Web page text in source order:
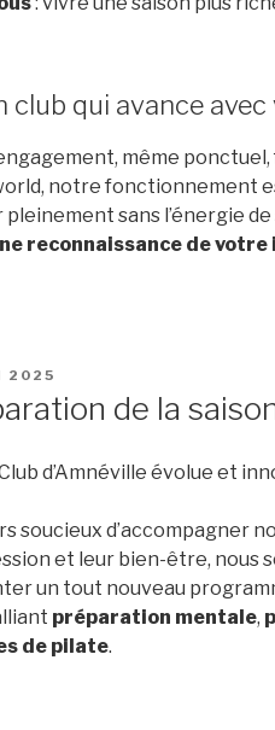
club qui avance avec
même
notre fonctionnement
sans l’énergie
reconnaissance de
2025
de la
d’Amnéville évolue et
soucieux d’accompagner
et leur bien-être, nous
un tout nouveau
préparation mentale,
de pilate.